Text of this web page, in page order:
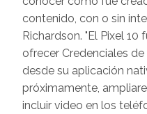
contenido, con o sin
Richardson. "El Pixel
ofrecer Credenciales
desde su aplicación
próximamente,
incluir video en los